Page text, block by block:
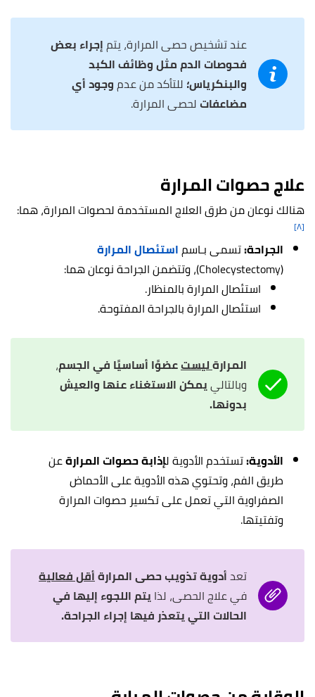
عند تشخيص حصى المرارة، يتمإجراء بعض
فحوصات الدم مثل وظائف الكبد
والبنكرياس؛ للتأكد من عدموجود أي
مضاعفات لحصى المرارة.
علاج حصوات المرارة
هنالك نوعان من طرق العلاج المستخدمة لحصوات المرارة، هما:
[٨]
الجراحة:تسمى بـاسماستئصال المرارة
(Cholecystectomy)، وتتضمن الجراحة نوعان هما:
استئصال المرارة بالمنظار.
استئصال المرارة بالجراحة المفتوحة.
المرارةليستعضوًا أساسيًا في الجسم،
وبالتالييمكن الاستغناء عنها والعيش
بدونها.
الأدوية:تستخدم الأدوية لإذابة حصوات المرارةعن
طريق الفم، وتحتوي هذه الأدوية على الأحماض
الصفراوية التي تعمل على تكسير حصوات المرارة
وتفتيتها.
تعدأدوية تذويب حصى المرارةأقل فعالية
في علاج الحصى، لذايتم اللجوء إليها في
الحالات التي يتعذر فيها إجراء الجراحة.